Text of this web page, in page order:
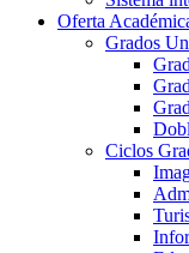
Oferta
Grados
Ciclos